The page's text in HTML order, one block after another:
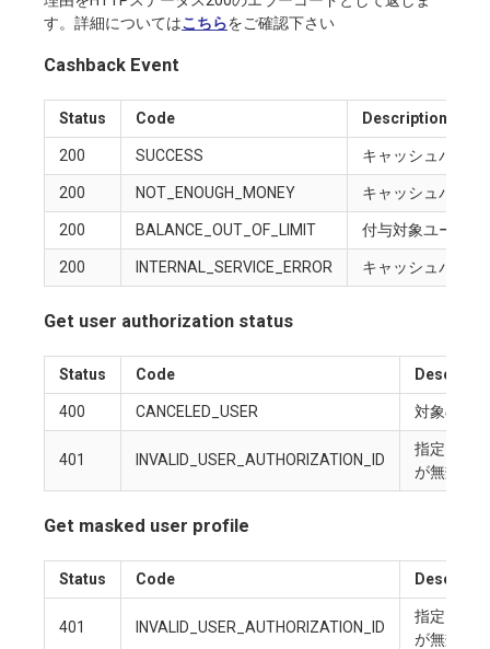
す。詳細についてはこちらをご確認下さい
Cashback Event
Status Code Description
200 SUCCESS キャッシュバッ
200 NOT_ENOUGH_MONEY キャッシュバッ
200 BALANCE_OUT_OF_LIMIT 付与対象ユーザー
200 INTERNAL_SERVICE_ERROR キャッシュバッ
Get user authorization status
Status Code
400 CANCELED_USER 対象のユ
401 INVALID_USER_AUTHORIZATION_ID
指定した
が無効で
Get masked user profile
Status Code
401 INVALID_USER_AUTHORIZATION_ID
指定した
が無効で